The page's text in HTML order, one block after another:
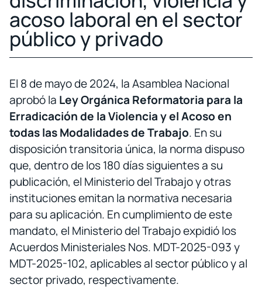
acoso laboral en el sector
público y privado
El 8 de mayo de 2024, la Asamblea Nacional
aprobó la Ley Orgánica Reformatoria para la
Erradicación de la Violencia y el Acoso en
todas las Modalidades de Trabajo. En su
disposición transitoria única, la norma dispuso
que, dentro de los 180 días siguientes a su
publicación, el Ministerio del Trabajo y otras
instituciones emitan la normativa necesaria
para su aplicación. En cumplimiento de este
mandato, el Ministerio del Trabajo expidió los
Acuerdos Ministeriales Nos. MDT-2025-093 y
MDT-2025-102, aplicables al sector público y al
sector privado, respectivamente.